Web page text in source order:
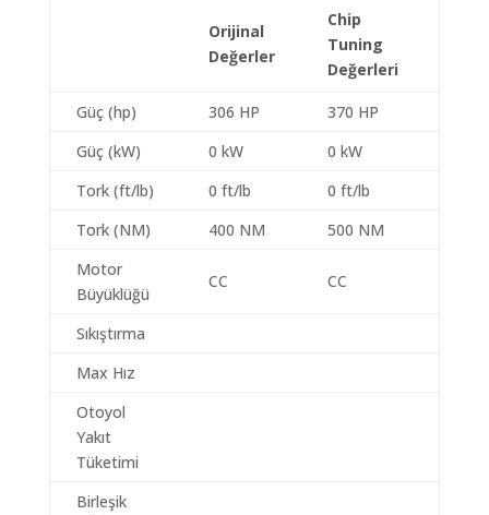
Orijinal
Değerler
Chip
Tuning
Değerleri
Güç (hp) 306 HP
370 HP
Güç (kW)
0 kW
0 kW
Tork (ft/lb)
0 ft/lb
0 ft/lb
Tork (NM)
400 NM
500 NM
Motor
Büyüklüğü
CC CC
Sıkıştırma
Max Hız
Otoyol
Yakıt
Tüketimi
Birleşik